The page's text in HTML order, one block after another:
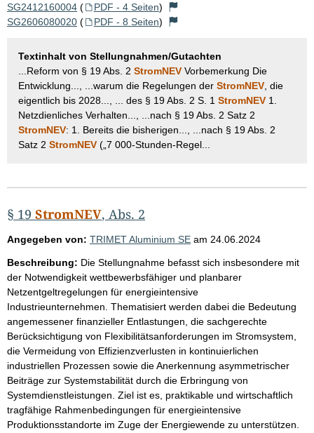
SG2412160004 ( PDF - 4 Seiten)
SG2606080020 ( PDF - 8 Seiten)
Textinhalt von Stellungnahmen/Gutachten
...Reform von § 19 Abs. 2 StromNEV Vorbemerkung Die
Entwicklung..., ...warum die Regelungen der StromNEV , die
eigentlich bis 2028..., ... des § 19 Abs. 2 S. 1 StromNEV 1.
Netzdienliches Verhalten..., ...nach § 19 Abs. 2 Satz 2
StromNEV: 1. Bereits die bisherigen..., ...nach § 19 Abs. 2
Satz 2 StromNEV („7 000-Stunden-Regel...
§ 19 StromNEV, Abs. 2
Angegeben von: TRIMET Aluminium SE am 24.06.2024
Beschreibung: Die Stellungnahme befasst sich insbesondere mit
der Notwendigkeit wettbewerbsfähiger und planbarer
Netzentgeltregelungen für energieintensive
Industrieunternehmen. Thematisiert werden dabei die Bedeutung
angemessener finanzieller Entlastungen, die sachgerechte
Berücksichtigung von Flexibilitätsanforderungen im Stromsystem,
die Vermeidung von Effizienzverlusten in kontinuierlichen
industriellen Prozessen sowie die Anerkennung asymmetrischer
Beiträge zur Systemstabilität durch die Erbringung von
Systemdienstleistungen. Ziel ist es, praktikable und wirtschaftlich
tragfähige Rahmenbedingungen für energieintensive
Produktionsstandorte im Zuge der Energiewende zu unterstützen.